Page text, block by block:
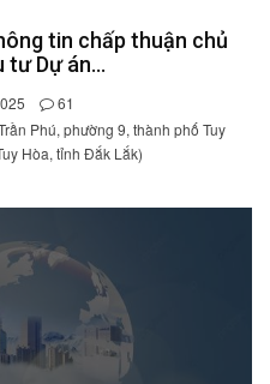
tin chấp thuận chủ
Dự án...
61
Phú, phường 9, thành phố Tuy
Hòa, tỉnh Đắk Lắk)